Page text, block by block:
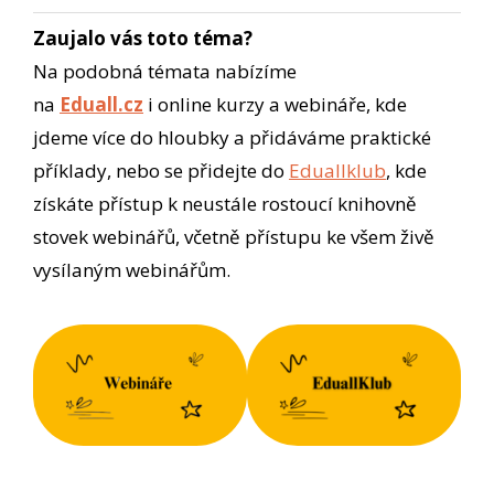
Zaujalo vás toto téma?
Na podobná témata nabízíme
na Eduall.cz i online kurzy a webináře, kde
jdeme více do hloubky a přidáváme praktické
příklady, nebo se přidejte do Eduallklub, kde
získáte přístup k neustále rostoucí knihovně
stovek webinářů, včetně přístupu ke všem živě
vysílaným webinářům.